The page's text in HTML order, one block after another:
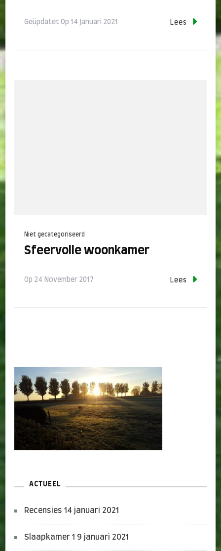
Geüpdatet Op 14 Januari 2021 Lees
Niet gecategoriseerd
Sfeervolle woonkamer
Op 24 November 2017 Lees
ACTUEEL
Recensies 14 januari 2021
Slaapkamer 1 9 januari 2021